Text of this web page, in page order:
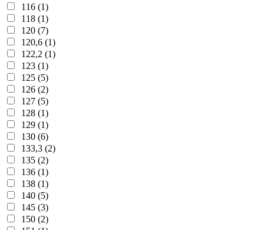
116 (1)
118 (1)
120 (7)
120,6 (1)
122,2 (1)
123 (1)
125 (5)
126 (2)
127 (5)
128 (1)
129 (1)
130 (6)
133,3 (2)
135 (2)
136 (1)
138 (1)
140 (5)
145 (3)
150 (2)